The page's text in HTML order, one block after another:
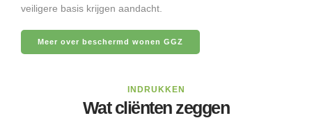
veiligere basis krijgen aandacht.
Meer over beschermd wonen GGZ
INDRUKKEN
Wat cliënten zeggen